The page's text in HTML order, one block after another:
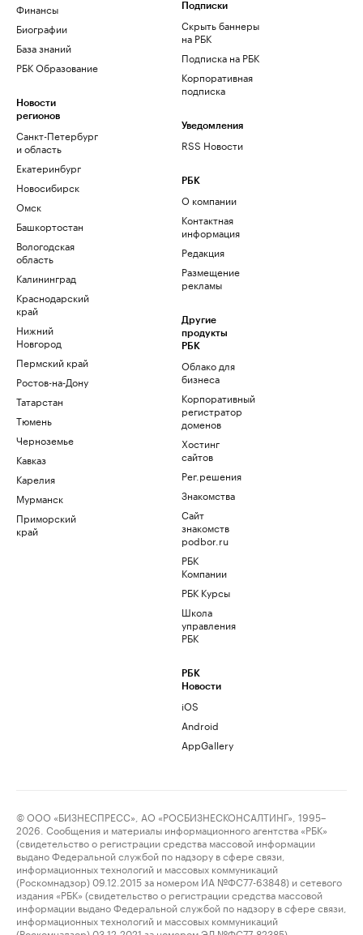
Финансы
Биографии
База знаний
РБК Образование
Новости
регионов
Санкт-Петербург
и область
Екатеринбург
Новосибирск
Омск
Башкортостан
Вологодская
область
Калининград
Краснодарский
край
Нижний
Новгород
Пермский край
Ростов-на-Дону
Татарстан
Тюмень
Черноземье
Кавказ
Карелия
Мурманск
Приморский
край
Подписки
Скрыть баннеры
на РБК
Подписка на РБК
Корпоративная
подписка
Уведомления
RSS Новости
РБК
О компании
Контактная
информация
Редакция
Размещение
рекламы
Другие
продукты
РБК
Облако для
бизнеса
Корпоративный
регистратор
доменов
Хостинг
сайтов
Рег.решения
Знакомства
Сайт
знакомств
podbor.ru
РБК
Компании
РБК Курсы
Школа
управления
РБК
РБК
Новости
iOS
Android
AppGallery
© ООО «БИЗНЕСПРЕСС», АО «РОСБИЗНЕСКОНСАЛТИНГ», 1995–
2026. Сообщения и материалы информационного агентства «РБК»
(свидетельство о регистрации средства массовой информации
выдано Федеральной службой по надзору в сфере связи,
информационных технологий и массовых коммуникаций
(Роскомнадзор) 09.12.2015 за номером ИА №ФС77-63848) и сетевого
издания «РБК» (свидетельство о регистрации средства массовой
информации выдано Федеральной службой по надзору в сфере связи,
информационных технологий и массовых коммуникаций